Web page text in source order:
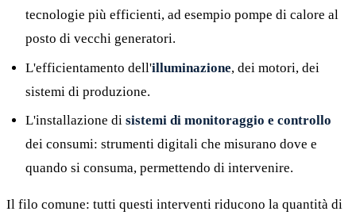
tecnologie più efficienti, ad esempio pompe di calore al
posto di vecchi generatori.
L'efficientamento dell'illuminazione, dei motori, dei
sistemi di produzione.
L'installazione di sistemi di monitoraggio e controllo
dei consumi: strumenti digitali che misurano dove e
quando si consuma, permettendo di intervenire.
Il filo comune: tutti questi interventi riducono la quantità di